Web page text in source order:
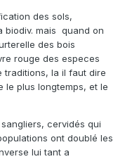
des sols,
biodiv. mais quand on
des bois
rouge des especes
traditions, la il faut dire
le plus longtemps, et le
cervidés qui
ont doublé les
lui tant a